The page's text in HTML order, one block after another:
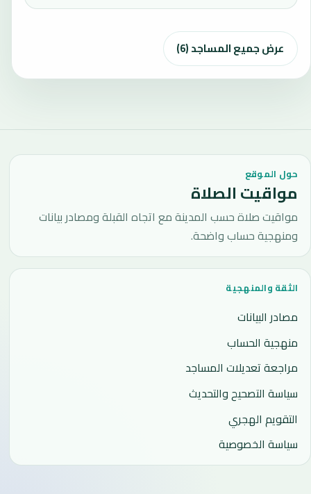
عرض جميع المساجد (6)
حول الموقع
مواقيت الصلاة
مواقيت صلاة حسب المدينة مع اتجاه القبلة ومصادر بيانات
ومنهجية حساب واضحة.
الثقة والمنهجية
مصادر البيانات
منهجية الحساب
مراجعة تعديلات المساجد
سياسة التصحيح والتحديث
التقويم الهجري
سياسة الخصوصية